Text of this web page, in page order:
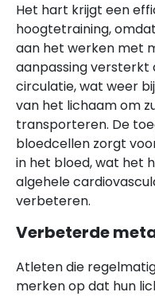
Het hart krijgt een
hoogtetraining,
aan het werken met
aanpassing
circulatie, wat weer
van het lichaam om
transporteren. De
bloedcellen zorgt
in het bloed, wat het
algehele
verbeteren.
Verbeterde
Atleten die
merken op dat hun